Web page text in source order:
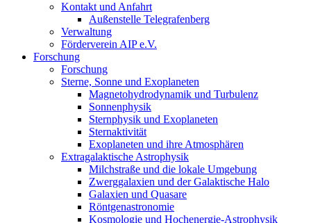
Kontakt und Anfahrt
Außenstelle Telegrafenberg
Verwaltung
Förderverein AIP e.V.
Forschung
Forschung
Sterne, Sonne und Exoplaneten
Magnetohydrodynamik und Turbulenz
Sonnenphysik
Sternphysik und Exoplaneten
Sternaktivität
Exoplaneten und ihre Atmosphären
Extragalaktische Astrophysik
Milchstraße und die lokale Umgebung
Zwerggalaxien und der Galaktische Halo
Galaxien und Quasare
Röntgenastronomie
Kosmologie und Hochenergie-Astrophysik